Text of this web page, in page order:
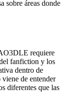
sobre áreas donde
requiere
fanfiction y los
dentro de
de entender
diferentes que las